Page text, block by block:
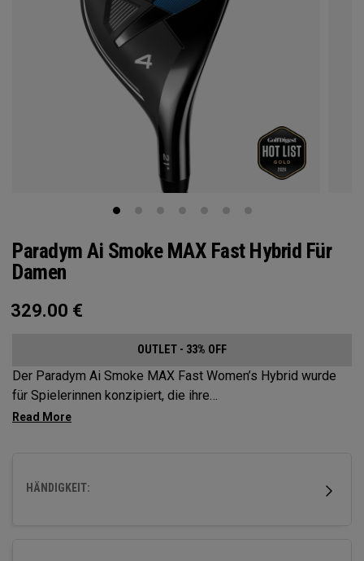
Paradym Ai Smoke MAX Fast Hybrid Für
Damen
329.00 €
OUTLET - 33% OFF
Der Paradym Ai Smoke MAX Fast Women’s Hybrid wurde
für Spielerinnen konzipiert, die ihre
Schwunggeschwindigkeit sowie Abschlags- und
HÄNDIGKEIT: